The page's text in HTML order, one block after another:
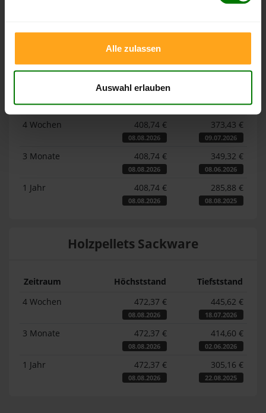
Alle zulassen
Auswahl erlauben
Lose Holzpellets
Zeitraum Höchststand
Tiefststand
4 Wochen
408,74 €
08.08.2026
373,43 €
09.07.2026
3 Monate 408,74 €
08.08.2026
349,32 €
08.06.2026
1 Jahr 408,74 €
08.08.2026
285,88 €
08.08.2025
Holzpellets Sackware
Zeitraum Höchststand
Tiefststand
4 Wochen
472,37 €
08.08.2026
445,62 €
18.07.2026
3 Monate 472,37 €
08.08.2026
414,60 €
02.06.2026
1 Jahr 472,37 €
08.08.2026
305,16 €
22.08.2025